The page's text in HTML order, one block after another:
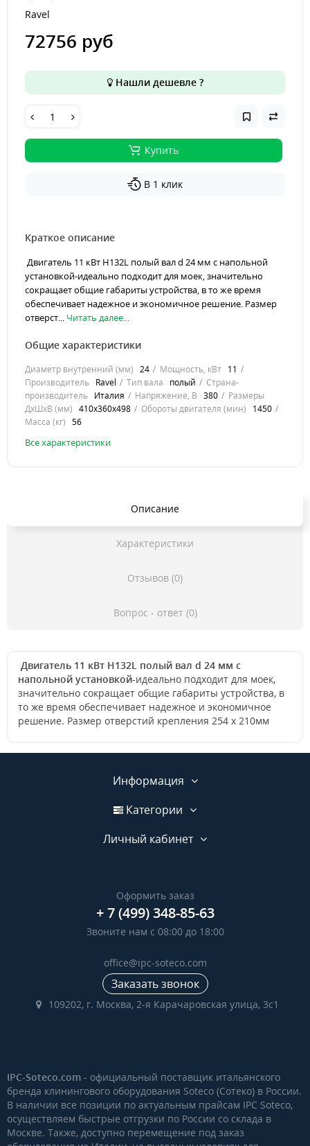
Ravel
72756 руб
Нашли дешевле ?
Купить
В 1 клик
Краткое описание
Двигатель 11 кВт H132L полый вал d 24 мм с напольной
установкой-идеально подходит для моек, значительно
сокращает общие габариты устройства, в то же время
обеспечивает надежное и экономичное решение. Размер
отверст... Читать далее...
Общие характеристики
Диаметр внутренний (мм) 24 Мощность, кВт 11
Производитель Ravel Тип вала полый
Страна-
производитель Италия Напряжение, В 380
Размеры
ДхШхВ (мм) 410х360х498 Обороты двигателя (мин)
1450
Масса (кг) 56
Все характеристики
Описание
Характеристики
Отзывов (0)
Вопрос - ответ (0)
Двигатель 11 кВт H132L полый вал d 24 мм с
напольной установкой-идеально подходит для моек,
значительно сокращает общие габариты устройства, в
то же время обеспечивает надежное и экономичное
решение. Размер отверстий крепления 254 х 210мм
Информация
Категории
Личный кабинет
Оформить заказ
+ 7 (499) 348-85-63
Звоните нам с 08:00 до 18:00
office@ipc-soteco.com
Заказать звонок
109202, г. Москва, 2-я Карачаровская улица, 3с1
IPC-Soteco.com - официальный поставщик итальянского
бренда клинингового оборудования Soteco (Сотеко) в России.
В наличии все позиции по актуальным прайсам IPC Soteco,
осуществляем быстрые отгрузки по России со склада в
Москве. Также, доступно перемещение под заказ